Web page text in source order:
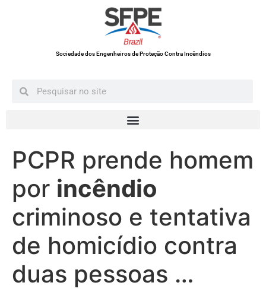
Sociedade dos Engenheiros de Proteção Contra Incêndios
PCPR prende homem
por incêndio
criminoso e tentativa
de homicídio contra
duas pessoas …